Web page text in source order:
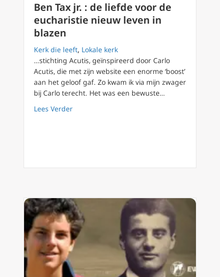
Ben Tax jr. : de liefde voor de
eucharistie nieuw leven in
blazen
Kerk die leeft, Lokale kerk
…stichting Acutis, geïnspireerd door Carlo
Acutis, die met zijn website een enorme ‘boost’
aan het geloof gaf. Zo kwam ik via mijn zwager
bij Carlo terecht. Het was een bewuste…
Lees Verderabout Ben Tax jr. : de liefde voor de